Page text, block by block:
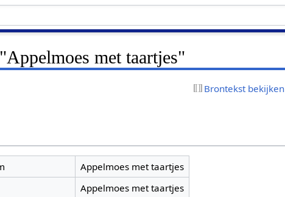
met taartjes"
Brontekst bekijken
Appelmoes met taartjes
Appelmoes met taartjes